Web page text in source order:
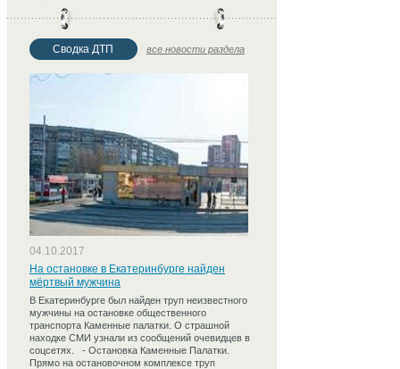
Сводка ДТП все новости раздела
04.10.2017
На остановке в Екатеринбурге найден
мёртвый мужчина
В Екатеринбурге был найден труп неизвестного
мужчины на остановке общественного
транспорта Каменные палатки. О страшной
находке СМИ узнали из сообщений очевидцев в
соцсетях. - Остановка Каменные Палатки.
Прямо на остановочном комплексе труп